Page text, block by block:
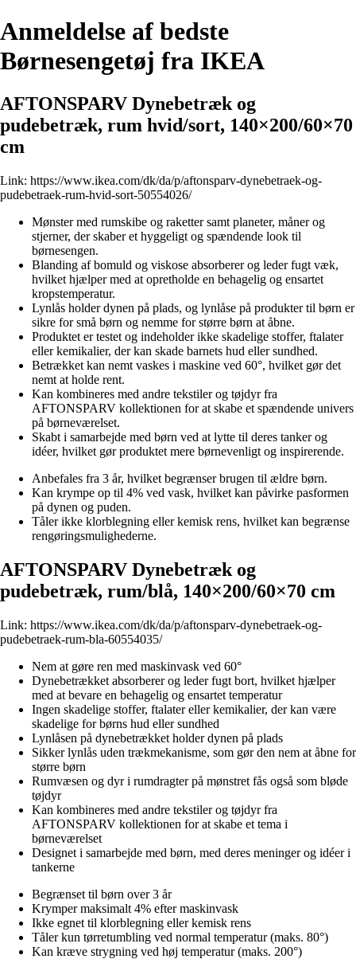
Anmeldelse af bedste
Børnesengetøj fra IKEA
AFTONSPARV Dynebetræk og
pudebetræk, rum hvid/sort, 140×200/60×70
cm
Link: https://www.ikea.com/dk/da/p/aftonsparv-dynebetraek-og-
pudebetraek-rum-hvid-sort-50554026/
Mønster med rumskibe og raketter samt planeter, måner og
stjerner, der skaber et hyggeligt og spændende look til
børnesengen.
Blanding af bomuld og viskose absorberer og leder fugt væk,
hvilket hjælper med at opretholde en behagelig og ensartet
kropstemperatur.
Lynlås holder dynen på plads, og lynlåse på produkter til børn er
sikre for små børn og nemme for større børn at åbne.
Produktet er testet og indeholder ikke skadelige stoffer, ftalater
eller kemikalier, der kan skade barnets hud eller sundhed.
Betrækket kan nemt vaskes i maskine ved 60°, hvilket gør det
nemt at holde rent.
Kan kombineres med andre tekstiler og tøjdyr fra
AFTONSPARV kollektionen for at skabe et spændende univers
på børneværelset.
Skabt i samarbejde med børn ved at lytte til deres tanker og
idéer, hvilket gør produktet mere børnevenligt og inspirerende.
Anbefales fra 3 år, hvilket begrænser brugen til ældre børn.
Kan krympe op til 4% ved vask, hvilket kan påvirke pasformen
på dynen og puden.
Tåler ikke klorblegning eller kemisk rens, hvilket kan begrænse
rengøringsmulighederne.
AFTONSPARV Dynebetræk og
pudebetræk, rum/blå, 140×200/60×70 cm
Link: https://www.ikea.com/dk/da/p/aftonsparv-dynebetraek-og-
pudebetraek-rum-bla-60554035/
Nem at gøre ren med maskinvask ved 60°
Dynebetrækket absorberer og leder fugt bort, hvilket hjælper
med at bevare en behagelig og ensartet temperatur
Ingen skadelige stoffer, ftalater eller kemikalier, der kan være
skadelige for børns hud eller sundhed
Lynlåsen på dynebetrækket holder dynen på plads
Sikker lynlås uden trækmekanisme, som gør den nem at åbne for
større børn
Rumvæsen og dyr i rumdragter på mønstret fås også som bløde
tøjdyr
Kan kombineres med andre tekstiler og tøjdyr fra
AFTONSPARV kollektionen for at skabe et tema i
børneværelset
Designet i samarbejde med børn, med deres meninger og idéer i
tankerne
Begrænset til børn over 3 år
Krymper maksimalt 4% efter maskinvask
Ikke egnet til klorblegning eller kemisk rens
Tåler kun tørretumbling ved normal temperatur (maks. 80°)
Kan kræve strygning ved høj temperatur (maks. 200°)